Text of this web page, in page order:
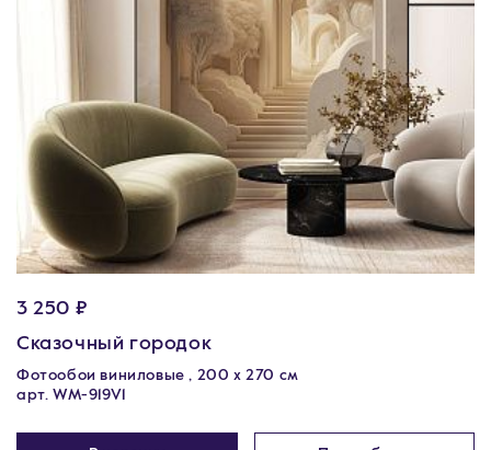
3 250 ₽
Сказочный городок
Фотообои виниловые , 200 х 270 см
арт. WM-919V1